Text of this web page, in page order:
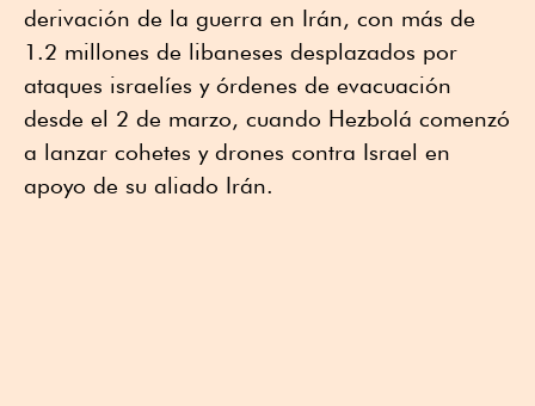
derivación de la guerra en Irán, con más de
1.2 millones de libaneses desplazados por
ataques israelíes y órdenes de evacuación
desde el 2 de marzo, cuando Hezbolá ⁠comenzó
a lanzar cohetes y drones contra Israel en
apoyo de su aliado Irán.